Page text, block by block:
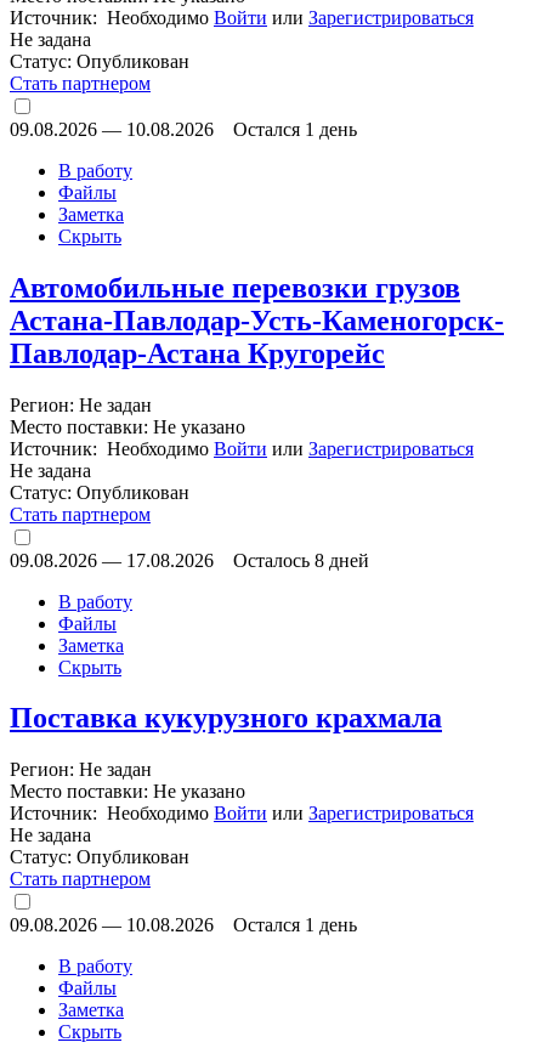
Источник: Необходимо Войти или Зарегистрироваться
Не задана
Статус: Опубликован
Стать партнером
09.08.2026 — 10.08.2026
Остался 1 день
В работу
Файлы
Заметка
Скрыть
Автомобильные перевозки грузов
Астана-Павлодар-Усть-Каменогорск-
Павлодар-Астана Кругорейс
Регион: Не задан
Место поставки: Не указано
Источник: Необходимо Войти или Зарегистрироваться
Не задана
Статус: Опубликован
Стать партнером
09.08.2026 — 17.08.2026
Осталось 8 дней
В работу
Файлы
Заметка
Скрыть
Поставка кукурузного крахмала
Регион: Не задан
Место поставки: Не указано
Источник: Необходимо Войти или Зарегистрироваться
Не задана
Статус: Опубликован
Стать партнером
09.08.2026 — 10.08.2026
Остался 1 день
В работу
Файлы
Заметка
Скрыть